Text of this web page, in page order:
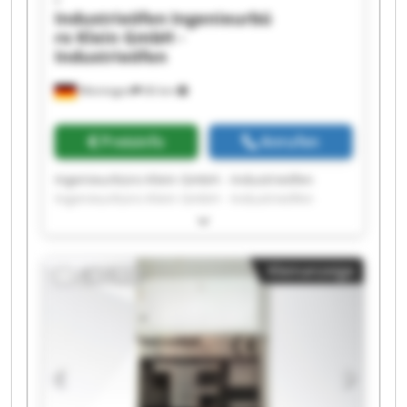
Meiningen 66 km
IndustrieöfenIngenieurbü
ro Klein GmbH -
Industrieöfen
Preisinfo Anrufen
Ingenieurbüro Klein GmbH - Industrieöfen
Ingenieurbüro Klein GmbH - Industrieöfen
Ingenieurbüro Klein GmbH - Industrieöfen
Ingenieurbüro Klein GmbH - Industrieöfen
Ingenieurbüro Klein GmbH - Industrieöfen
Ingenieurbüro Klein GmbH - Industrieöfen
Ingenieurbüro Klein GmbH - Industrieöfen
Ingenieurbüro Klein GmbH - Industrieöfen
Ingenieurbüro Klein GmbH - Industrieöfen
Kleinanzeige